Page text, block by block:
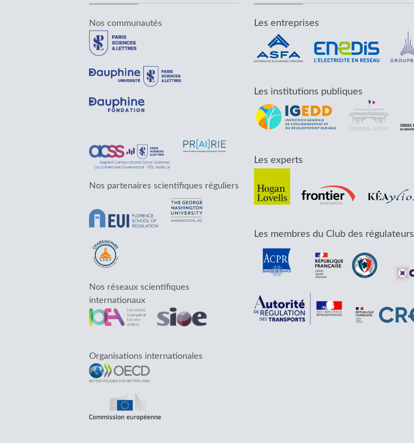
Nos communautés
Nos partenaires scientifiques réguliers
Nos réseaux scientifiques
internationaux
Organisations internationales
Les entreprises
Les institutions publiques
Les experts
Les membres du Club des régulateurs